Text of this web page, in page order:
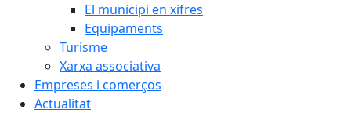
El municipi en xifres
Equipaments
Turisme
Xarxa associativa
Empreses i comerços
Actualitat